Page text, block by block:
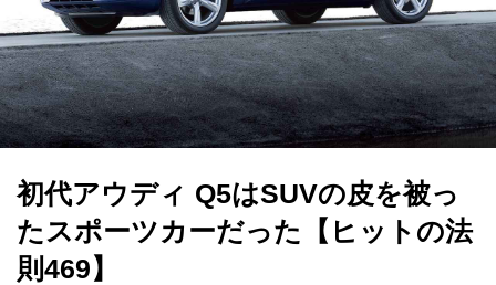
初代アウディ Q5はSUVの皮を被っ
たスポーツカーだった【ヒットの法
則469】